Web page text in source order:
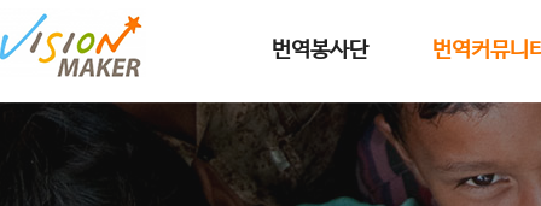
메인메뉴로 이동
메인메뉴 건너뛰고 본문으로 이동
번역봉사단 번역커뮤니